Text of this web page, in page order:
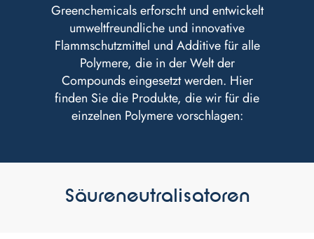
Greenchemicals erforscht und entwickelt
umweltfreundliche und innovative
Flammschutzmittel und Additive für alle
Polymere, die in der Welt der
Compounds eingesetzt werden. Hier
finden Sie die Produkte, die wir für die
einzelnen Polymere vorschlagen:
Säureneutralisatoren